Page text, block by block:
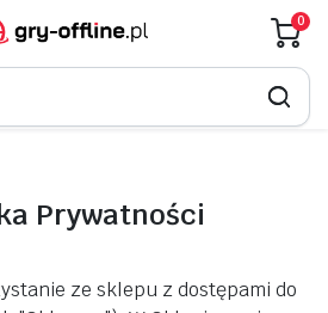
0
Prywatności
ze sklepu z dostępami do